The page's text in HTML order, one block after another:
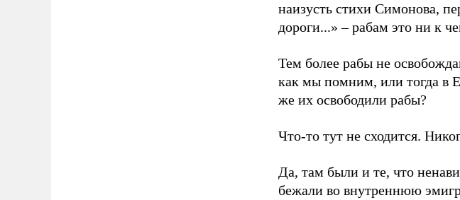
наизусть стихи Симонова,
дороги...» – рабам это ни к
Тем более рабы не
как мы помним, или тогда в
же их освободили рабы?
Что-то тут не сходится.
Да, там были и те, что
бежали во внутреннюю